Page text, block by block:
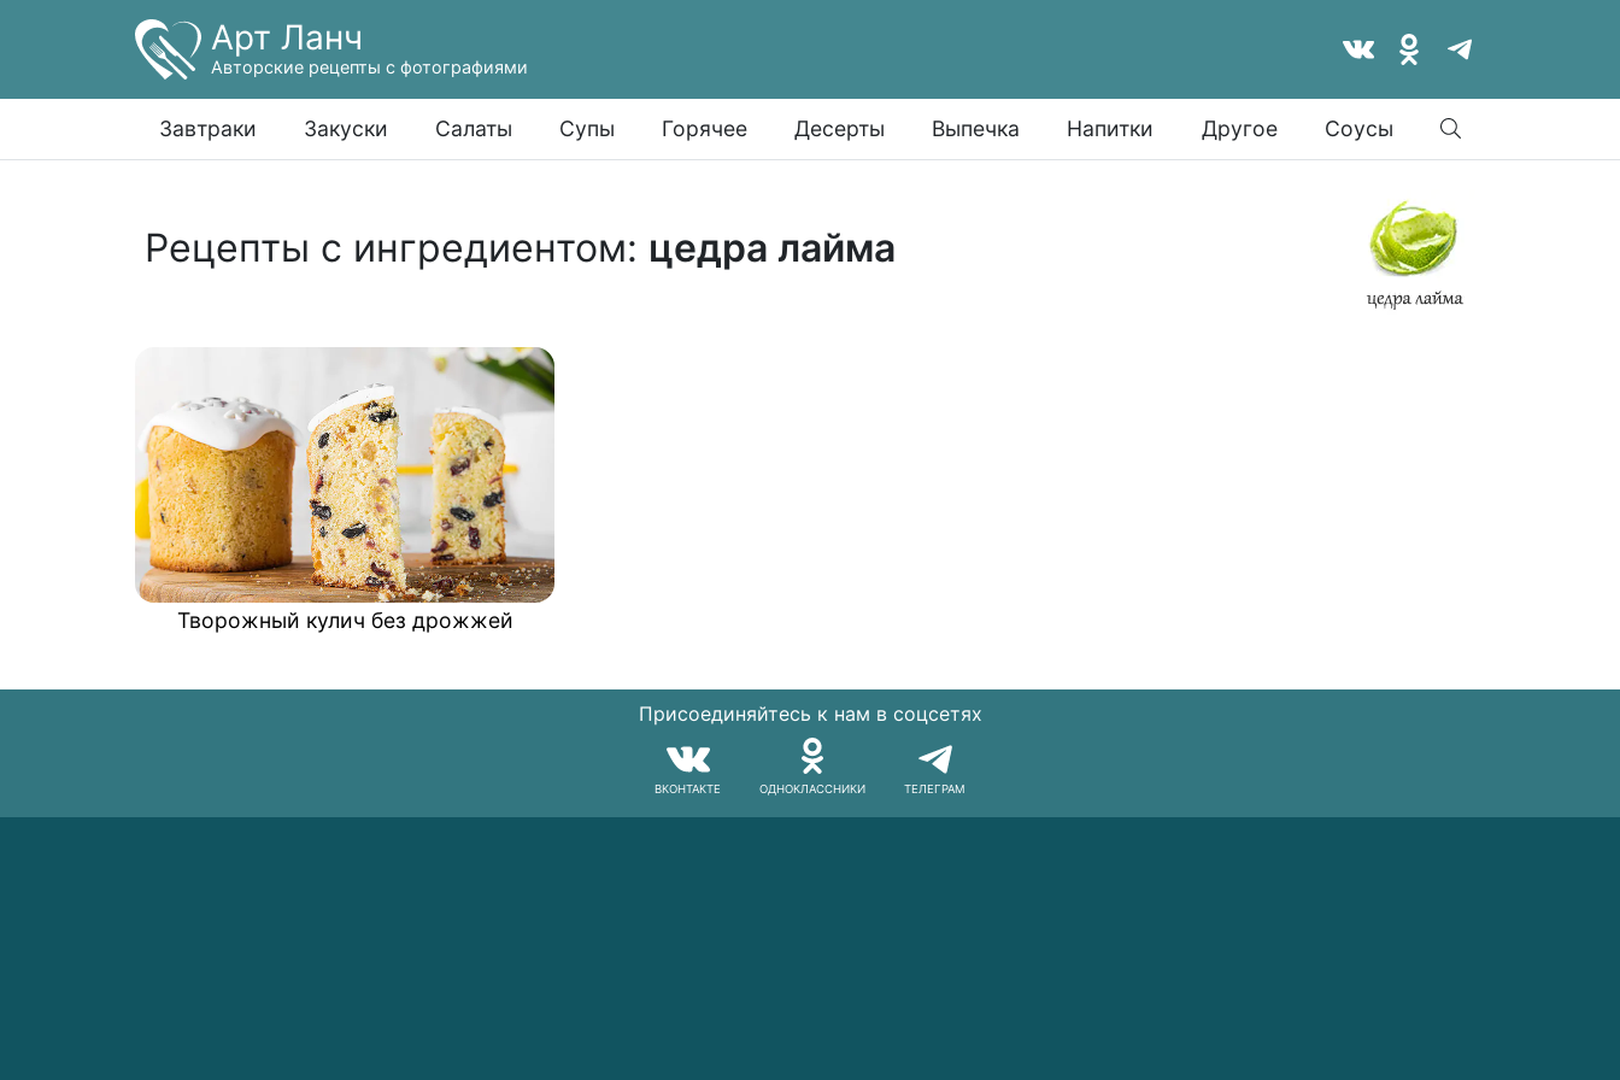
Арт Ланч
Авторские рецепты с фотографиями
Завтраки Закуски Салаты Супы Горячее Десерты Выпечка Напитки Другое Соусы
Найти
Рецепты с ингредиентом: цедра лайма
Творожный кулич без дрожжей
Присоединяйтесь к нам в соцсетях
ВКОНТАКТЕ ОДНОКЛАССНИКИ ТЕЛЕГРАМ